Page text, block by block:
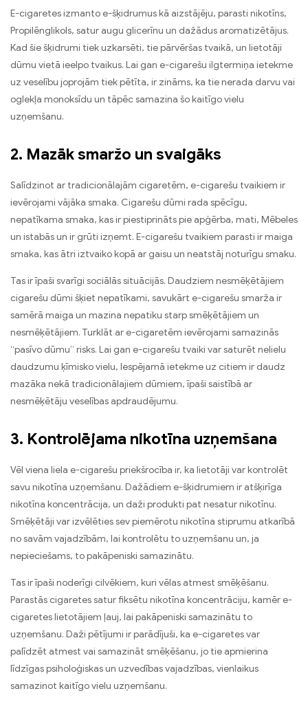
E-cigaretes izmanto e-šķidrumus kā aizstājēju, parasti nikotīns,
Propilēnglikols, satur augu glicerīnu un dažādus aromatizētājus.
Kad šie šķidrumi tiek uzkarsēti, tie pārvēršas tvaikā, un lietotāji
dūmu vietā ieelpo tvaikus. Lai gan e-cigarešu ilgtermiņa ietekme
uz veselību joprojām tiek pētīta, ir zināms, ka tie nerada darvu vai
oglekļa monoksīdu un tāpēc samazina šo kaitīgo vielu
uzņemšanu.
2. Mazāk smaržo un svaigāks
Salīdzinot ar tradicionālajām cigaretēm, e-cigarešu tvaikiem ir
ievērojami vājāka smaka. Cigarešu dūmi rada spēcīgu,
nepatīkama smaka, kas ir piestiprināts pie apģērba, mati, Mēbeles
un istabās un ir grūti izņemt. E-cigarešu tvaikiem parasti ir maiga
smaka, kas ātri iztvaiko kopā ar gaisu un neatstāj noturīgu smaku.
Tas ir īpaši svarīgi sociālās situācijās. Daudziem nesmēķētājiem
cigarešu dūmi šķiet nepatīkami, savukārt e-cigarešu smarža ir
samērā maiga un mazina nepatiku starp smēķētājiem un
nesmēķētājiem. Turklāt ar e-cigaretēm ievērojami samazinās
“pasīvo dūmu” risks. Lai gan e-cigarešu tvaiki var saturēt nelielu
daudzumu ķīmisko vielu, Iespējamā ietekme uz citiem ir daudz
mazāka nekā tradicionālajiem dūmiem, īpaši saistībā ar
nesmēķētāju veselības apdraudējumu.
3. Kontrolējama nikotīna uzņemšana
Vēl viena liela e-cigarešu priekšrocība ir, ka lietotāji var kontrolēt
savu nikotīna uzņemšanu. Dažādiem e-šķidrumiem ir atšķirīga
nikotīna koncentrācija, un daži produkti pat nesatur nikotīnu.
Smēķētāji var izvēlēties sev piemērotu nikotīna stiprumu atkarībā
no savām vajadzībām, lai kontrolētu to uzņemšanu un, ja
nepieciešams, to pakāpeniski samazinātu.
Tas ir īpaši noderīgi cilvēkiem, kuri vēlas atmest smēķēšanu.
Parastās cigaretes satur fiksētu nikotīna koncentrāciju, kamēr e-
cigaretes lietotājiem ļauj, lai pakāpeniski samazinātu to
uzņemšanu. Daži pētījumi ir parādījuši, ka e-cigaretes var
palīdzēt atmest vai samazināt smēķēšanu, jo tie apmierina
līdzīgas psiholoģiskas un uzvedības vajadzības, vienlaikus
samazinot kaitīgo vielu uzņemšanu.